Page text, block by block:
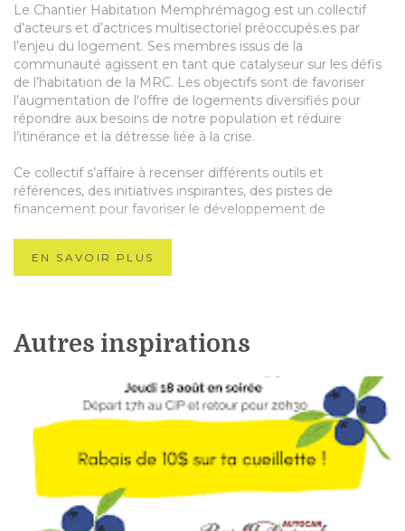
Le Chantier Habitation Memphrémagog est un collectif
d’acteurs et d’actrices multisectoriel préoccupés.es par
l’enjeu du logement. Ses membres issus de la
communauté agissent en tant que catalyseur sur les défis
de l’habitation de la MRC. Les objectifs sont de favoriser
l’augmentation de l'offre de logements diversifiés pour
répondre aux besoins de notre population et réduire
l’itinérance et la détresse liée à la crise.
Ce collectif s’affaire à recenser différents outils et
références, des initiatives inspirantes, des pistes de
financement pour favoriser le développement de
d’outils est une ressource vivante et évolutive.
État de situation sur l'habitation et perspectives de
développement dans la MRC de Memphrémagog
Synthèse - État de situation sur le logement et
perspectives de développement
EN SAVOIR PLUS
Autres inspirations